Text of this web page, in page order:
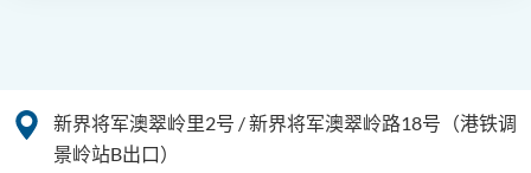
新界将军澳翠岭里2号 / 新界将军澳翠岭路18号（港铁调
景岭站B出口）